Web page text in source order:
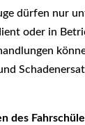
dürfen nur
oder in
des